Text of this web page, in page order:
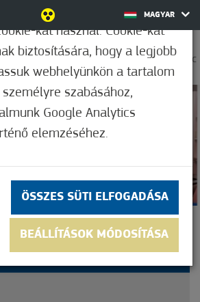
MAGYAR
0
32,8°C
HIRDETTE
SZÍNHÁZ
kat használ. Cookie-kat
biztosítására, hogy a legjobb
webhelyünkön a tartalom
szabásához,
Google Analytics
elemzéséhez.
ÖSSZES SÜTI ELFOGADÁSA
BEÁLLÍTÁSOK MÓDOSÍTÁSA